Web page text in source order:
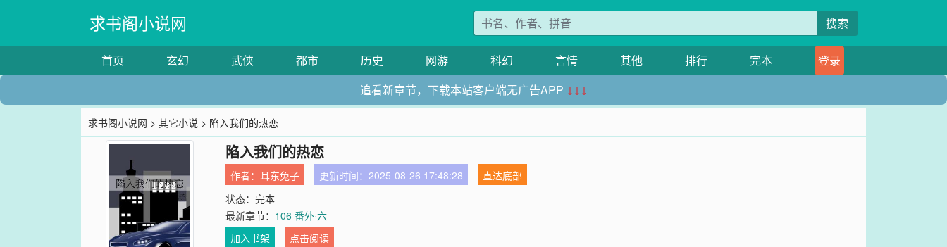
求书阁小说网 搜索
首页 玄幻 武侠 都市 历史 网游 科幻 言情 其他 排行 完本
登录
追看新章节，下载本站客户端无广告APP ↓↓↓
求书阁小说网 >其它小说 > 陷入我们的热恋
陷入我们的热恋
作者：耳东兔子 更新时间：2025-08-26 17:48:28
直达底部
状态：完本
最新章节： 106 番外·六
加入书架
点击阅读